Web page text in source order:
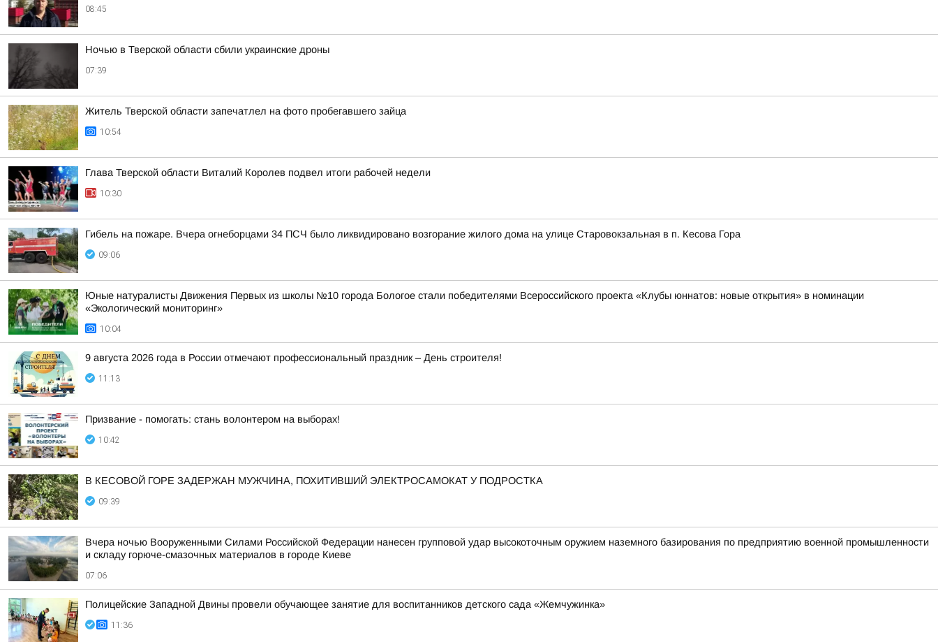
08:45
Ночью в Тверской области сбили украинские дроны
07:39
Житель Тверской области запечатлел на фото пробегавшего зайца
10:54
Глава Тверской области Виталий Королев подвел итоги рабочей недели
10:30
Гибель на пожаре. Вчера огнеборцами 34 ПСЧ было ликвидировано возгорание жилого дома на улице Старовокзальная в п. Кесова Гора
09:06
Юные натуралисты Движения Первых из школы №10 города Бологое стали победителями Всероссийского проекта «Клубы юннатов: новые открытия» в номинации
«Экологический мониторинг»
10:04
9 августа 2026 года в России отмечают профессиональный праздник – День строителя!
11:13
Призвание - помогать: стань волонтером на выборах!
10:42
В КЕСОВОЙ ГОРЕ ЗАДЕРЖАН МУЖЧИНА, ПОХИТИВШИЙ ЭЛЕКТРОСАМОКАТ У ПОДРОСТКА
09:39
Вчера ночью Вооруженными Силами Российской Федерации нанесен групповой удар высокоточным оружием наземного базирования по предприятию военной промышленности
и складу горюче-смазочных материалов в городе Киеве
07:06
Полицейские Западной Двины провели обучающее занятие для воспитанников детского сада «Жемчужинка»
11:36